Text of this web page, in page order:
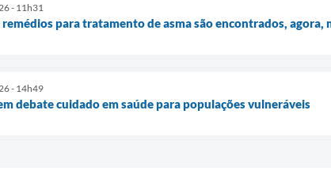
- 11h31
remédios para tratamento de asma são encontrados, agora,
- 14h49
debate cuidado em saúde para populações vulneráveis